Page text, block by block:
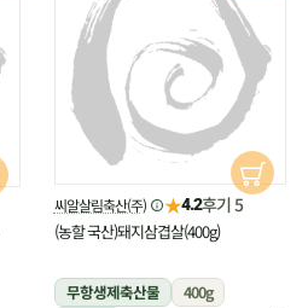
씨알살림축산(주) ★4.2후기 5
(농할 국산)돼지삼겹살(400g)
무항생제축산물
400g